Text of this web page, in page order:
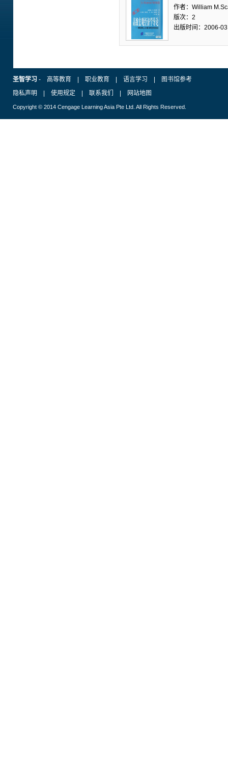
作者：William
版次：2
出版时间：2006-03
圣智学习 - 高等教育 职业教育 语言学习
图书馆参考
隐私声明
使用规定 联系我们 网站地图
Copyright © 2014 Cengage Learning Asia Pte Ltd. All Rights Reserved.